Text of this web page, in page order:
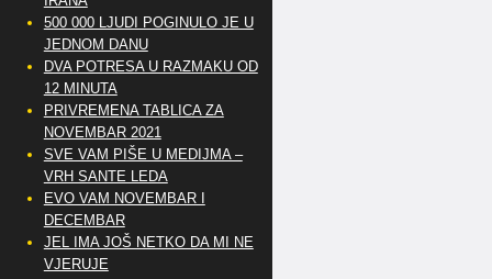
500 000 LJUDI POGINULO JE U
JEDNOM DANU
DVA POTRESA U RAZMAKU OD
12 MINUTA
PRIVREMENA TABLICA ZA
NOVEMBAR 2021
SVE VAM PIŠE U MEDIJMA –
VRH SANTE LEDA
EVO VAM NOVEMBAR I
DECEMBAR
JEL IMA JOŠ NETKO DA MI NE
VJERUJE